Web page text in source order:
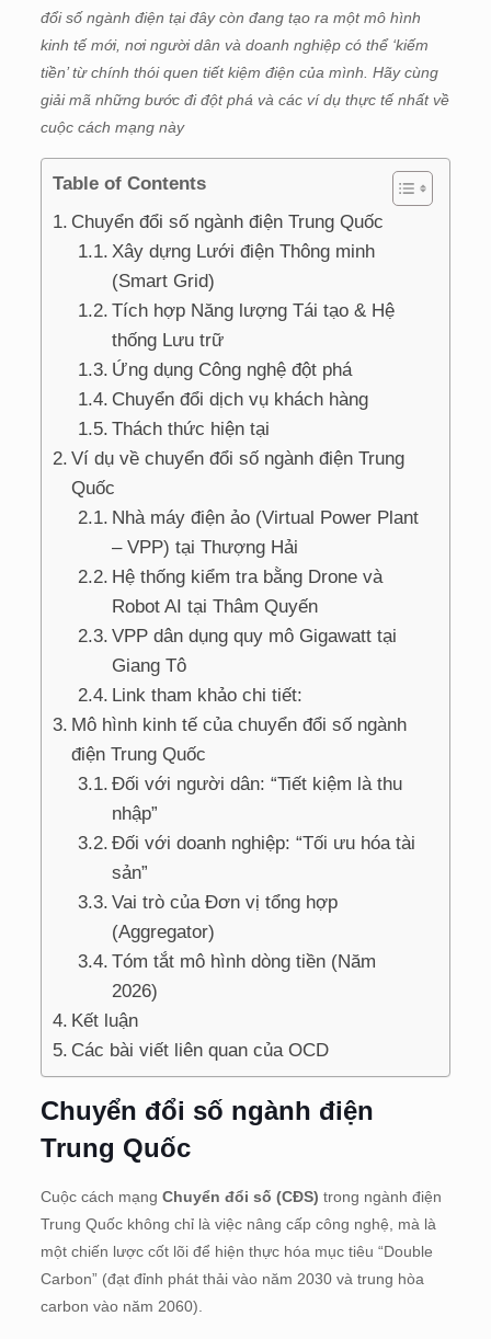
đổi số ngành điện tại đây còn đang tạo ra một mô hình
kinh tế mới, nơi người dân và doanh nghiệp có thể ‘kiếm
tiền’ từ chính thói quen tiết kiệm điện của mình. Hãy cùng
giải mã những bước đi đột phá và các ví dụ thực tế nhất về
cuộc cách mạng này
Table of Contents
Chuyển đổi số ngành điện Trung Quốc
Xây dựng Lưới điện Thông minh
(Smart Grid)
Tích hợp Năng lượng Tái tạo & Hệ
thống Lưu trữ
Ứng dụng Công nghệ đột phá
Chuyển đổi dịch vụ khách hàng
Thách thức hiện tại
Ví dụ về chuyển đổi số ngành điện Trung
Quốc
Nhà máy điện ảo (Virtual Power Plant
– VPP) tại Thượng Hải
Hệ thống kiểm tra bằng Drone và
Robot AI tại Thâm Quyến
VPP dân dụng quy mô Gigawatt tại
Giang Tô
Link tham khảo chi tiết:
Mô hình kinh tế của chuyển đổi số ngành
điện Trung Quốc
Đối với người dân: “Tiết kiệm là thu
nhập”
Đối với doanh nghiệp: “Tối ưu hóa tài
sản”
Vai trò của Đơn vị tổng hợp
(Aggregator)
Tóm tắt mô hình dòng tiền (Năm
2026)
Kết luận
Các bài viết liên quan của OCD
Chuyển đổi số ngành điện
Trung Quốc
Cuộc cách mạng Chuyển đổi số (CĐS) trong ngành điện
Trung Quốc không chỉ là việc nâng cấp công nghệ, mà là
một chiến lược cốt lõi để hiện thực hóa mục tiêu “Double
Carbon” (đạt đỉnh phát thải vào năm 2030 và trung hòa
carbon vào năm 2060).